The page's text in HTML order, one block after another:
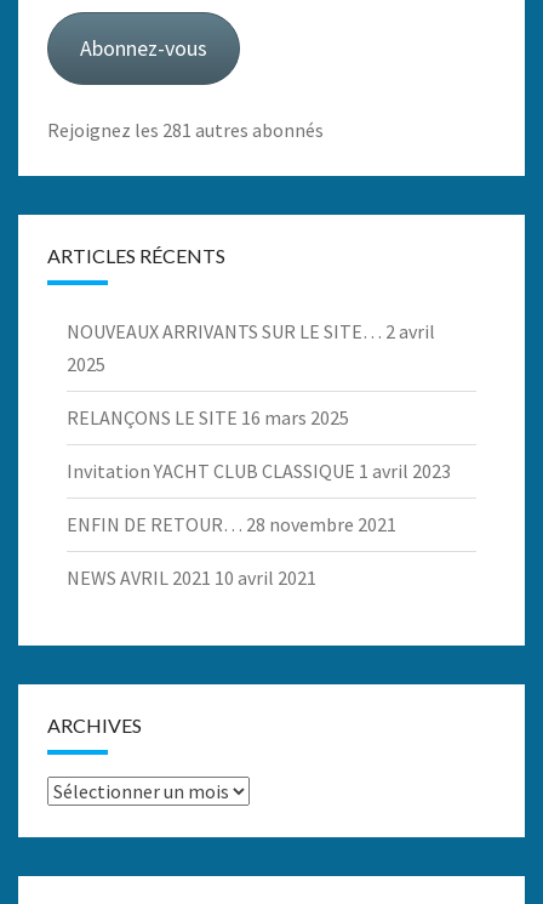
mail
Abonnez-vous
Rejoignez les 281 autres abonnés
ARTICLES RÉCENTS
NOUVEAUX ARRIVANTS SUR LE SITE… 2 avril
2025
RELANÇONS LE SITE 16 mars 2025
Invitation YACHT CLUB CLASSIQUE 1 avril 2023
ENFIN DE RETOUR… 28 novembre 2021
NEWS AVRIL 2021 10 avril 2021
ARCHIVES
Archives